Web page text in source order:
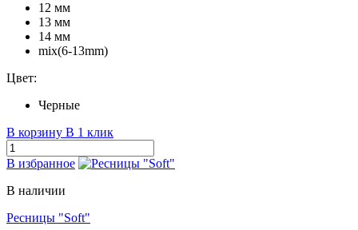
12 мм
13 мм
14 мм
mix(6-13mm)
Цвет:
Черные
В корзину В 1 клик
В избранное
В наличии
Ресницы "Soft"